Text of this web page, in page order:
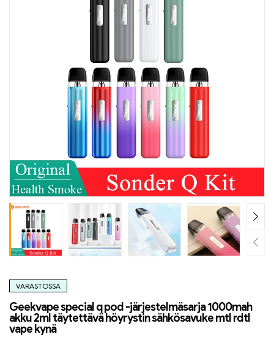
VARASTOSSA
Geekvape special q pod -järjestelmäsarja 1000mah
akku 2ml täytettävä höyrystin sähkösavuke mtl rdtl
vape kynä